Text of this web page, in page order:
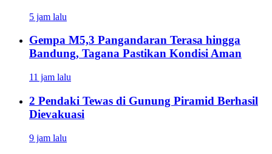
5 jam lalu
Gempa M5,3 Pangandaran Terasa hingga
Bandung, Tagana Pastikan Kondisi Aman
11 jam lalu
2 Pendaki Tewas di Gunung Piramid Berhasil
Dievakuasi
9 jam lalu